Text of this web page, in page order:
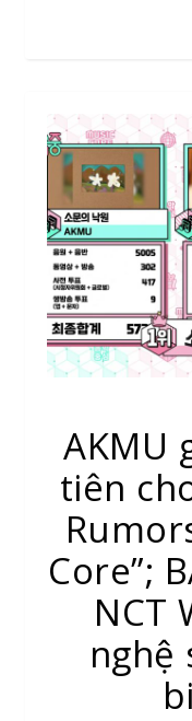
AKMU
tiên
Core”;
NCT
nghệ